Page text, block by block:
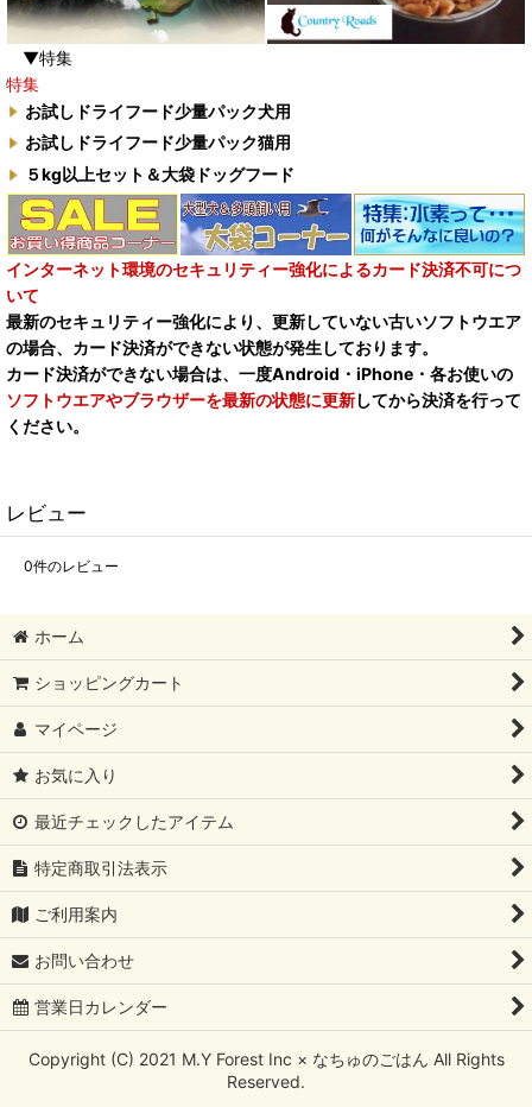
▼特集
特集
お試しドライフード少量パック犬用
お試しドライフード少量パック猫用
５kg以上セット＆大袋ドッグフード
インターネット環境のセキュリティー強化によるカード決済不可につ
いて
最新のセキュリティー強化により、更新していない古いソフトウエア
の場合、カード決済ができない状態が発生しております。
カード決済ができない場合は、一度Android・iPhone・各お使いの
ソフトウエアやブラウザーを最新の状態に更新してから決済を行って
ください。
レビュー
0件のレビュー
ホーム
ショッピングカート
マイページ
お気に入り
最近チェックしたアイテム
特定商取引法表示
ご利用案内
お問い合わせ
営業日カレンダー
Copyright (C) 2021 M.Y Forest Inc × なちゅのごはん All Rights
Reserved.